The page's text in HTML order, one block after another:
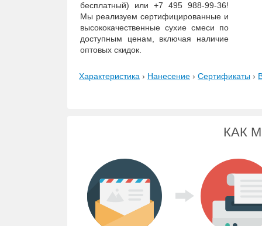
бесплатный) или +7 495 988-99-36!
Мы реализуем сертифицированные и
высококачественные сухие смеси по
доступным ценам, включая наличие
оптовых скидок.
Характеристика › Нанесение › Сертификаты ›
КАК